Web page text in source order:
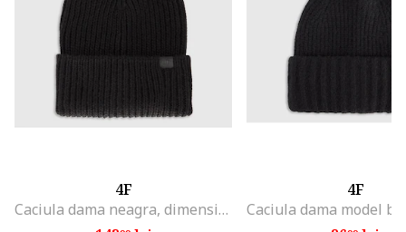
4F
Caciula dama neagra, dimensiune universala
4F